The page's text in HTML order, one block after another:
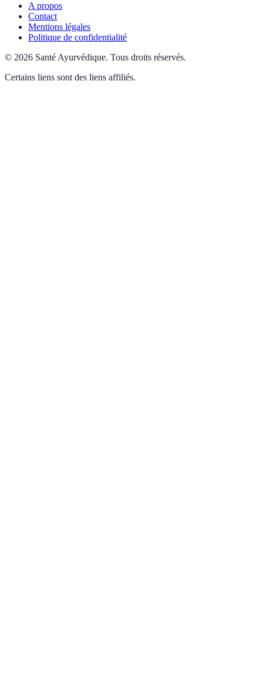
A propos
Contact
Mentions légales
Politique de confidentialité
© 2026 Santé Ayurvédique. Tous droits réservés.
Certains liens sont des liens affiliés.